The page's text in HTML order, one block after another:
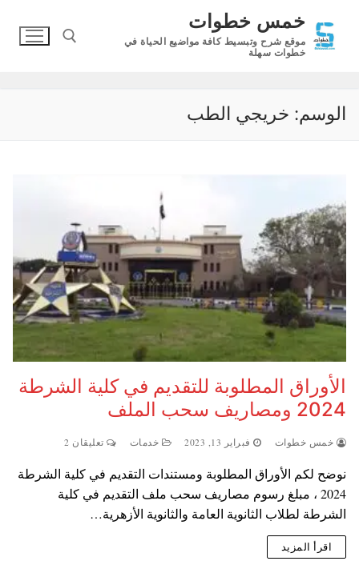
المحتوى
خمس خطوات
موقع شرح وتبسيط كافة مواضيع الحياة في
خطوات سهلة
الوسم: خريجي الطب
الأوراق المطلوبة للتقديم في كلية الشرطة
2024 ومصاريف سحب الملف
خمس خطوات فبراير 13, 2023 خدمات تعليقان 2
نوضح لكم الأوراق المطلوبة ومستندات التقديم في كلية الشرطة
2024 ، مبلغ رسوم مصاريف سحب ملف التقديم في كلية
الشرطة لطلاب الثانوية العامة والثانوية الأزهرية…
اقرأ المزيد